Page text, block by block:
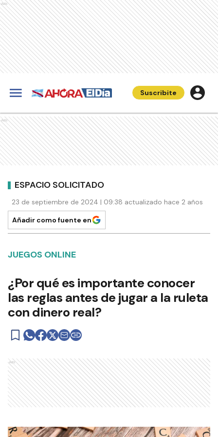
Ads
Suscribite
Ads
ESPACIO SOLICITADO
23 de septiembre de 2024 | 09:38 actualizado hace 2 años
Añadir como fuente en
JUEGOS ONLINE
¿Por qué es importante conocer
las reglas antes de jugar a la ruleta
con dinero real?
Ads